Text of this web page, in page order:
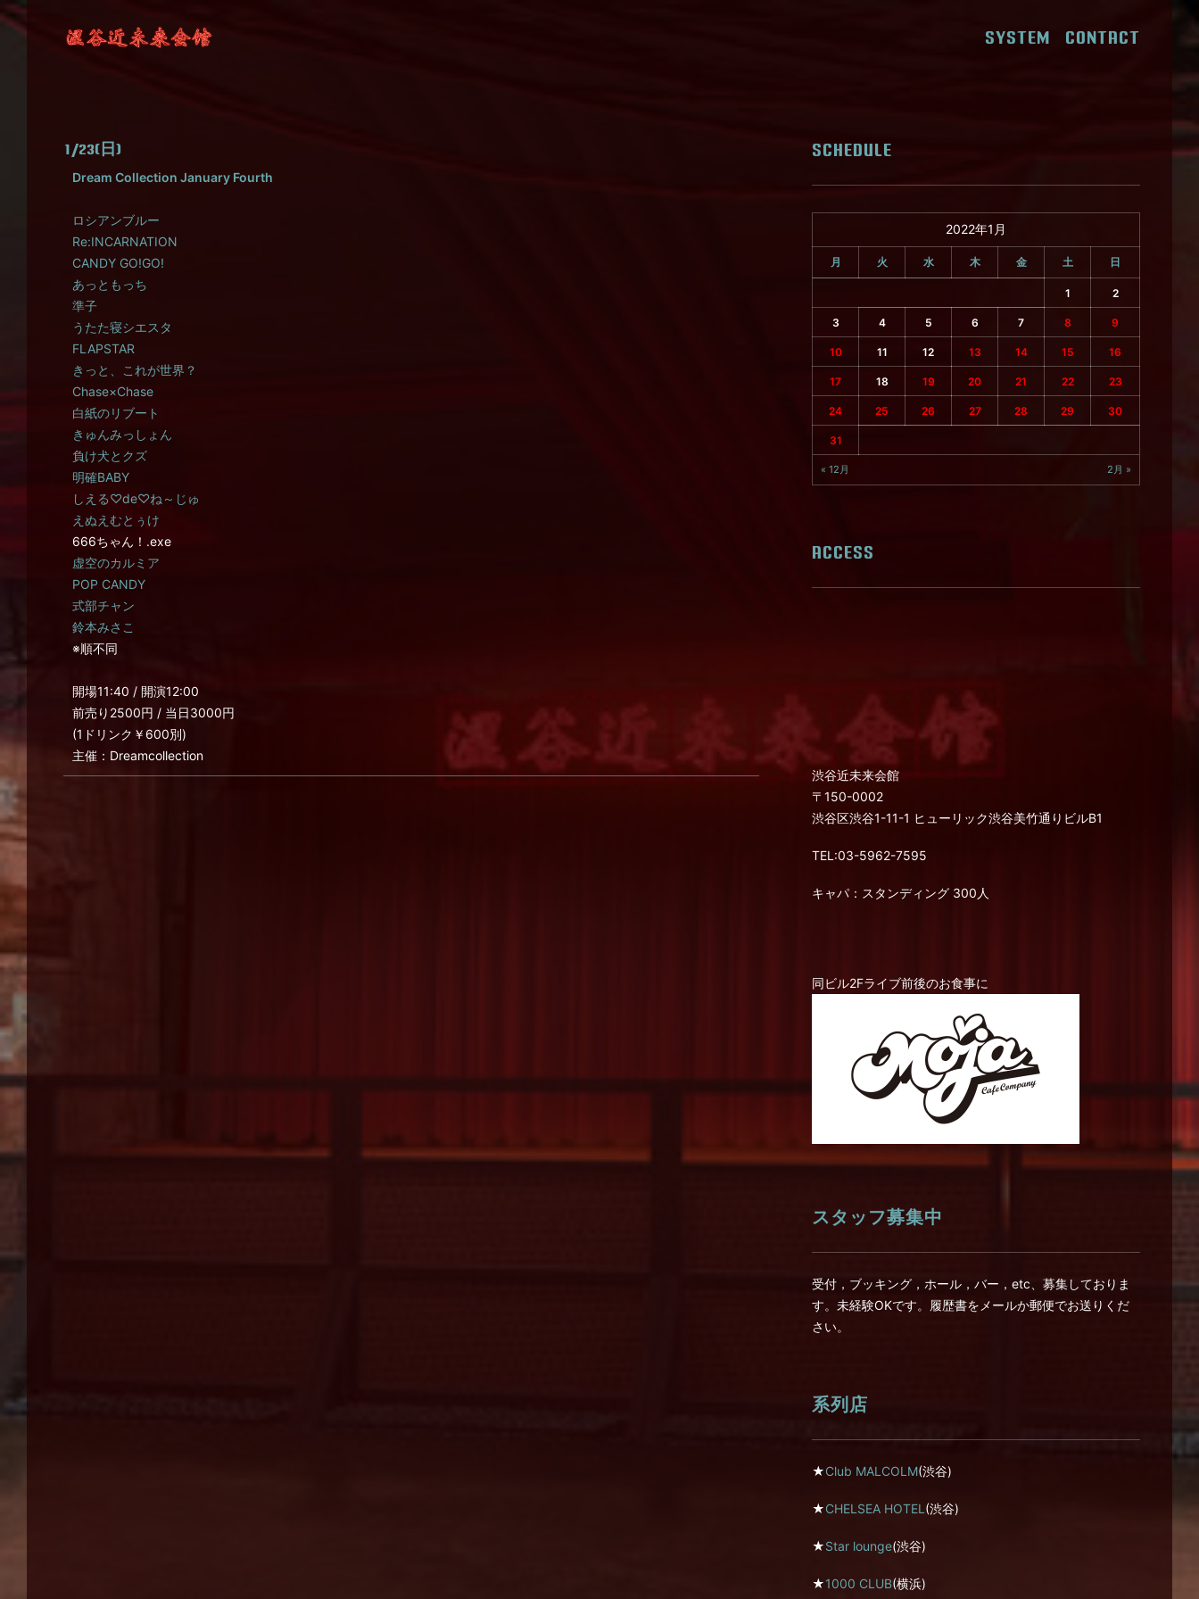
SYSTEM CONTACT
1/23(日)
Dream Collection January Fourth
ロシアンブルー
Re:INCARNATION
CANDY GO!GO!
あっともっち
準子
うたた寝シエスタ
FLAPSTAR
きっと、これが世界？
Chase×Chase
白紙のリブート
きゅんみっしょん
負け犬とクズ
明確BABY
しえる♡de♡ね～じゅ
えぬえむとぅけ
666ちゃん！.exe
虚空のカルミア
POP CANDY
式部チャン
鈴本みさこ
※順不同
開場11:40 / 開演12:00
前売り2500円 / 当日3000円
(1ドリンク￥600別)
主催：Dreamcollection
SCHEDULE
2022年1月
月 火 水 木 金 土 日
1 2
3 4 5 6 7 8 9
10 11 12 13 14 15 16
17 18 19 20 21 22 23
24 25 26 27 28 29 30
31
« 12月 2月 »
ACCESS
渋谷近未来会館
〒150-0002
渋谷区渋谷1-11-1 ヒューリック渋谷美竹通りビルB1
TEL:03-5962-7595
キャパ：スタンディング 300人
同ビル2Fライブ前後のお食事に
スタッフ募集中
受付，ブッキング，ホール，バー，etc、募集しておりま
す。未経験OKです。履歴書をメールか郵便でお送りくだ
さい。
系列店
★Club MALCOLM(渋谷)
★CHELSEA HOTEL (渋谷)
★Star lounge(渋谷)
★1000 CLUB(横浜)